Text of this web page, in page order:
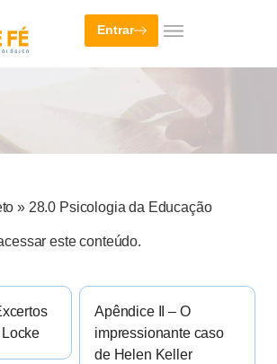
Entrar
» 28.0 Psicologia da Educação
este conteúdo.
Apêndice II – O
impressionante caso
de Helen Keller